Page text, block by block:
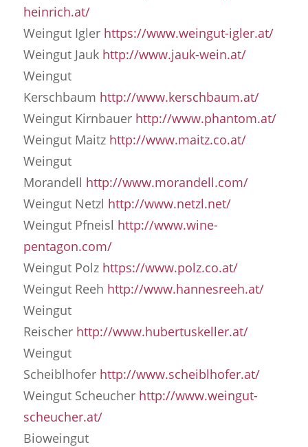
heinrich.at/
Weingut Igler https://www.weingut-igler.at/
Weingut Jauk http://www.jauk-wein.at/
Weingut
Kerschbaum http://www.kerschbaum.at/
Weingut Kirnbauer http://www.phantom.at/
Weingut Maitz http://www.maitz.co.at/
Weingut
Morandell http://www.morandell.com/
Weingut Netzl http://www.netzl.net/
Weingut Pfneisl http://www.wine-
pentagon.com/
Weingut Polz https://www.polz.co.at/
Weingut Reeh http://www.hannesreeh.at/
Weingut
Reischer http://www.hubertuskeller.at/
Weingut
Scheiblhofer http://www.scheiblhofer.at/
Weingut Scheucher http://www.weingut-
scheucher.at/
Bioweingut